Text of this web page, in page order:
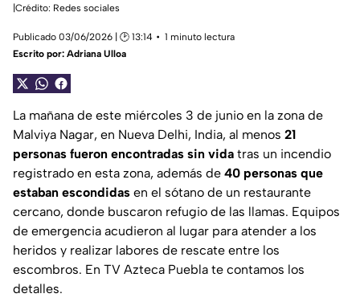
|Crédito: Redes sociales
Publicado 03/06/2026 | 🕑 13:14
1 minuto lectura
Escrito por: Adriana Ulloa
La mañana de este miércoles 3 de junio en la zona de
Malviya Nagar, en Nueva Delhi, India, al menos 21
personas fueron encontradas sin vida tras un incendio
registrado en esta zona, además de 40 personas que
estaban escondidas en el sótano de un restaurante
cercano, donde buscaron refugio de las llamas. Equipos
de emergencia acudieron al lugar para atender a los
heridos y realizar labores de rescate entre los
escombros. En TV Azteca Puebla te contamos los
detalles.